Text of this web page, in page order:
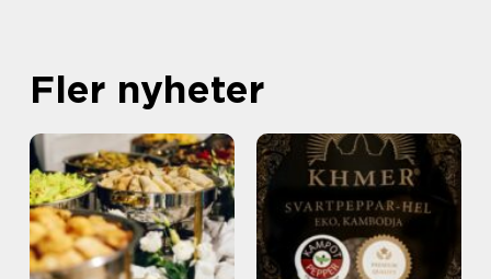
Fler nyheter